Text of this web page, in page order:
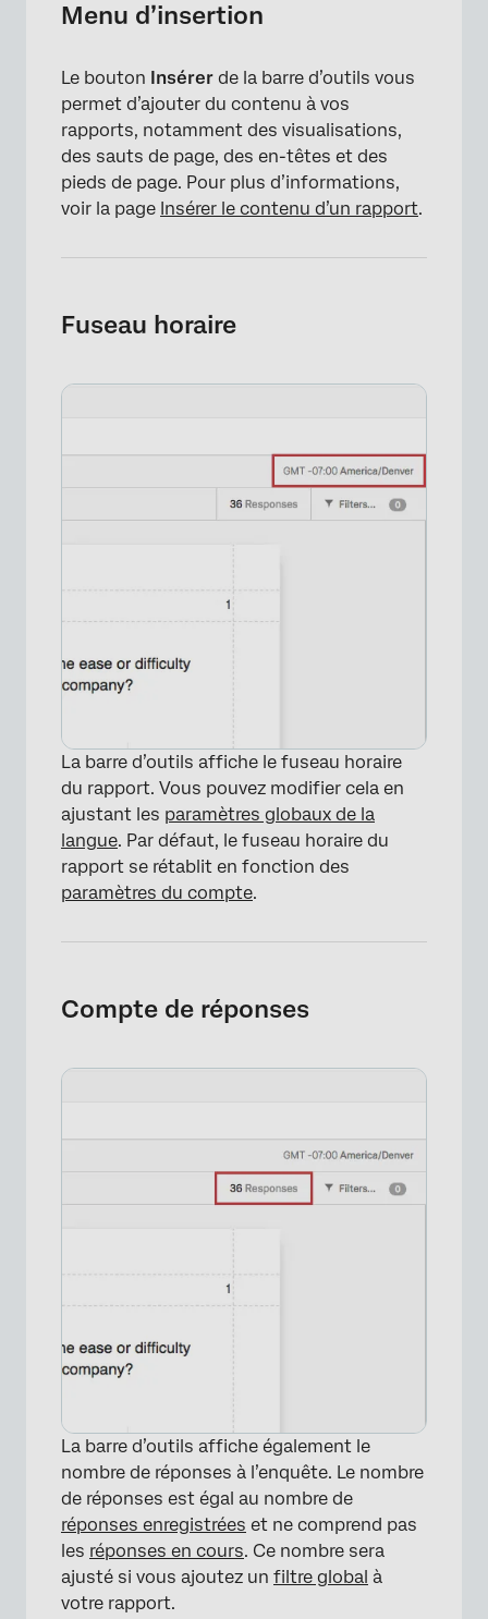
Menu d’insertion
Le bouton Insérer de la barre d’outils vous
permet d’ajouter du contenu à vos
rapports, notamment des visualisations,
des sauts de page, des en-têtes et des
pieds de page. Pour plus d’informations,
voir la page Insérer le contenu d’un rapport.
Fuseau horaire
La barre d’outils affiche le fuseau horaire
du rapport. Vous pouvez modifier cela en
ajustant les paramètres globaux de la
langue. Par défaut, le fuseau horaire du
rapport se rétablit en fonction des
paramètres du compte.
Compte de réponses
La barre d’outils affiche également le
nombre de réponses à l’enquête. Le nombre
de réponses est égal au nombre de
réponses enregistrées et ne comprend pas
les réponses en cours. Ce nombre sera
ajusté si vous ajoutez un filtre global à
votre rapport.